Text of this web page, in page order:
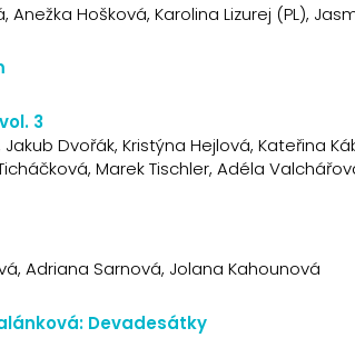
Hošková, Karolina Lizurej (PL),
3
Dvořák, Kristýna Hejlová, Kateřina
Marek Tischler, Adéla
Adriana Sarnová, Jolana Kahounová
Devadesátky